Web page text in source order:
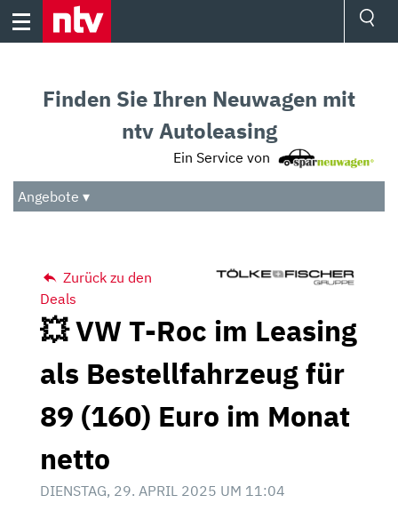
Skip
Audio
Das Beste
Finden Sie Ihren Neuwagen mit
ntv Autoleasing
Ein Service von
Angebote ▾
Zurück zu den
Deals
💥 VW T-Roc im Leasing
als Bestellfahrzeug für
89 (160) Euro im Monat
netto
DIENSTAG, 29. APRIL 2025 UM 11:04